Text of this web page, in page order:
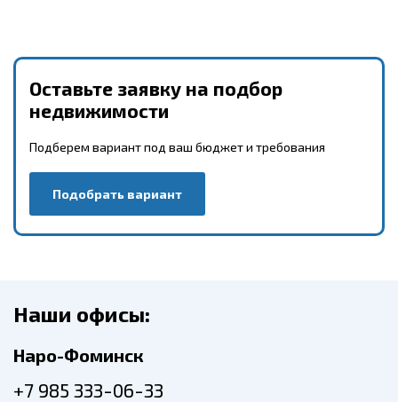
Оставьте заявку на подбор
недвижимости
Подберем вариант под ваш бюджет и требования
Подобрать вариант
Наши офисы:
Наро-Фоминск
+7 985 333-06-33